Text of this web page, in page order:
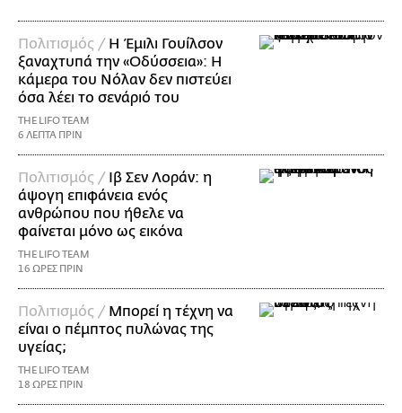
Πολιτισμός / Η Έμιλι Γουίλσον
ξαναχτυπά την «Οδύσσεια»: Η
κάμερα του Νόλαν δεν πιστεύει
όσα λέει το σενάριό του
THE LIFO TEAM
6 ΛΕΠΤΑ ΠΡΙΝ
Πολιτισμός / Ιβ Σεν Λοράν: η
άψογη επιφάνεια ενός
ανθρώπου που ήθελε να
φαίνεται μόνο ως εικόνα
THE LIFO TEAM
16 ΩΡΕΣ ΠΡΙΝ
Πολιτισμός / Μπορεί η τέχνη να
είναι ο πέμπτος πυλώνας της
υγείας;
THE LIFO TEAM
18 ΩΡΕΣ ΠΡΙΝ